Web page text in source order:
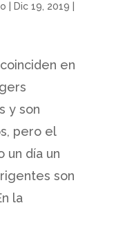
Dic 19, 2019
en
y son
pero el
un día un
son
la